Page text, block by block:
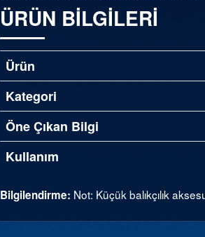
ÜRÜN BILGILERI
Ürün
Kategori
Öne Çıkan Bilgi
Kullanım
Bilgilendirme: Not: Küçük balıkçılık